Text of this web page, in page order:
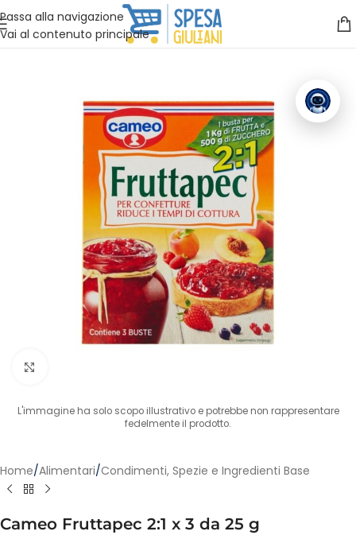
Passa alla navigazione
Vai al contenuto principale
Vuoi assistenza?Clicca qui e ti richiamiamo noi
L'immagine ha solo scopo illustrativo e potrebbe non rappresentare
fedelmente il prodotto.
Home/Alimentari/Condimenti, Spezie e Ingredienti Base
Cameo Fruttapec 2:1 x 3 da 25 g